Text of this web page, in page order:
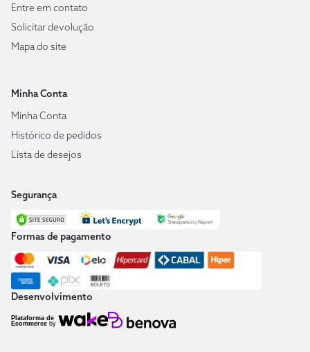
Entre em contato
Solicitar devolução
Mapa do site
Minha Conta
Minha Conta
Histórico de pedidos
Lista de desejos
Segurança
Formas de pagamento
Desenvolvimento